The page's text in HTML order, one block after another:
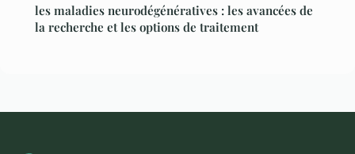
les maladies neurodégénératives : les avancées de
la recherche et les options de traitement